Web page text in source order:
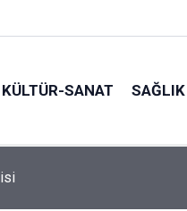
KÜLTÜR-SANAT SAĞLIK